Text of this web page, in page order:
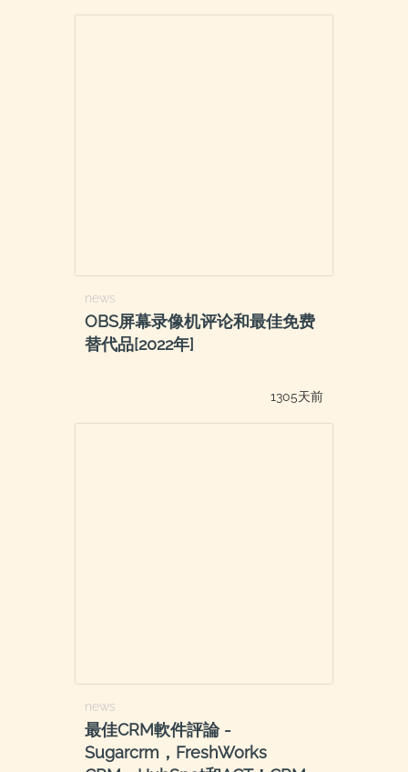
news
OBS屏幕录像机评论和最佳免费
替代品[2022年]
1305天前
news
最佳CRM軟件評論 -
Sugarcrm，FreshWorks